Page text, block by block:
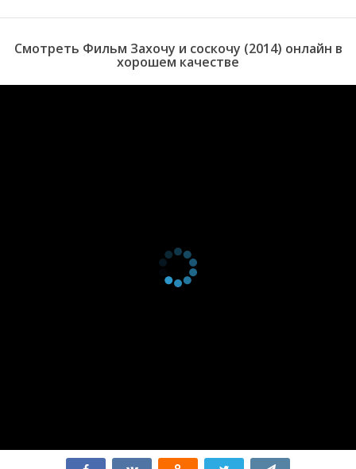
Смотреть Фильм Захочу и соскочу (2014) онлайн в
хорошем качестве